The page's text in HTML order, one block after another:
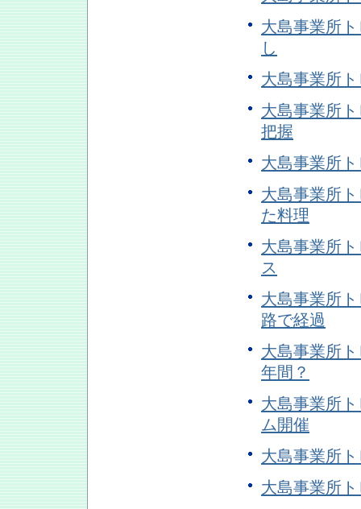
大島事業所
し
大島事業所
大島事業所
把握
大島事業所
大島事業所
た料理
大島事業所
ス
大島事業所
路で経過
大島事業所
年間？
大島事業所
ム開催
大島事業所
大島事業所